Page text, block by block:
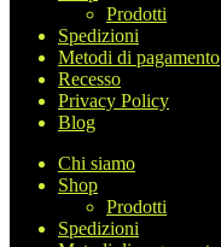
Prodotti
Spedizioni
Metodi di pagamento
Recesso
Privacy Policy
Blog
Chi siamo
Shop
Prodotti
Spedizioni